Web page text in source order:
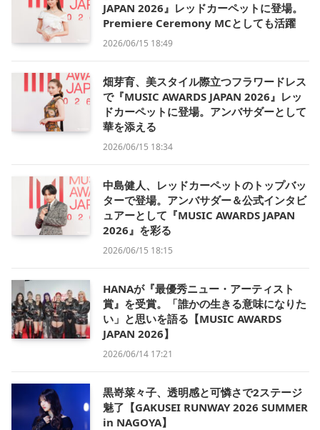
JAPAN 2026』レッドカーペットに登場。
Premiere Ceremony MCとしても活躍
2026/06/15 18:49
畑芽育、美スタイル際立つフラワードレス
で『MUSIC AWARDS JAPAN 2026』レッ
ドカーペットに登場。アンバサダーとして
華を添える
2026/06/15 18:34
中島健人、レッドカーペットのトップバッ
ターで登場。アンバサダー＆公式インタビ
ュアーとして『MUSIC AWARDS JAPAN
2026』を彩る
2026/06/15 18:15
HANAが『最優秀ニュー・アーティスト
賞』を受賞。「誰かの生きる意味になりた
い」と思いを語る【MUSIC AWARDS
JAPAN 2026】
2026/06/14 17:21
黒嵜菜々子、透明感と可憐さで2ステージ
魅了【GAKUSEI RUNWAY 2026 SUMMER
in NAGOYA】